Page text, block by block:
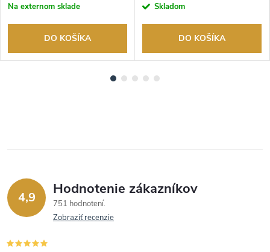
Na externom sklade
DO KOŠÍKA
Skladom
DO KOŠÍKA
4,9 Hodnotenie zákazníkov
751 hodnotení
Zobraziť recenzie